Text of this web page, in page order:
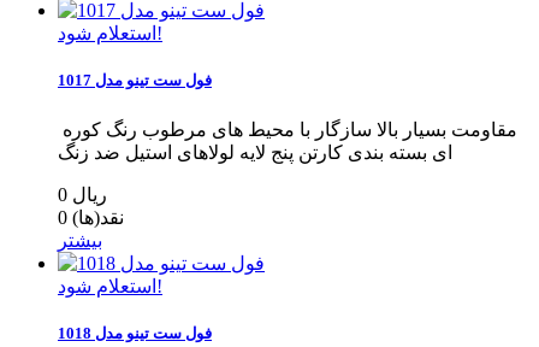
استعلام شود!
فول ست تینو مدل 1017
ای بسته بندی کارتن پنج لایه لولاهای استیل ضد زنگ
0 ریال
0 نقد(ها)
بیشتر
استعلام شود!
فول ست تینو مدل 1018